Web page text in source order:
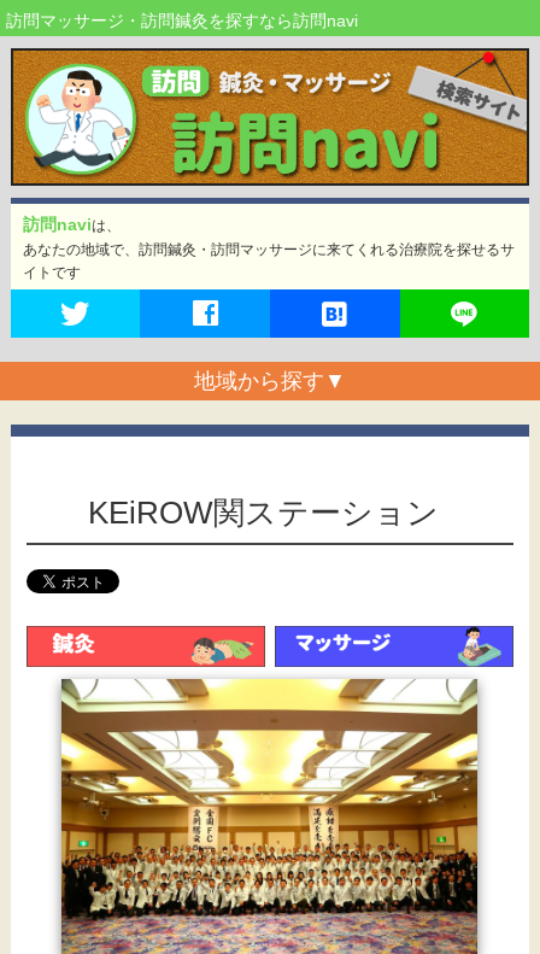
訪問マッサージ・訪問鍼灸を探すなら訪問navi
訪問naviは、
あなたの地域で、訪問鍼灸・訪問マッサージに来てくれる治療院を探せるサ
イトです
地域から探す ▼
KEiROW関ステーション